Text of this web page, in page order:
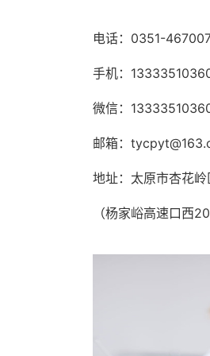
电话：0351-
手机：
微信：
邮箱：
地址：太原市杏花
（杨家峪高速口西